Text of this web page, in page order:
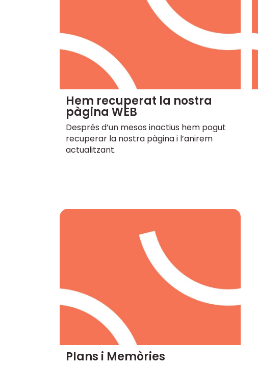
Hem recuperat la nostra
pàgina WEB
Després d’un mesos inactius hem pogut
recuperar la nostra pàgina i l’anirem
actualitzant.
Plans i Memòries